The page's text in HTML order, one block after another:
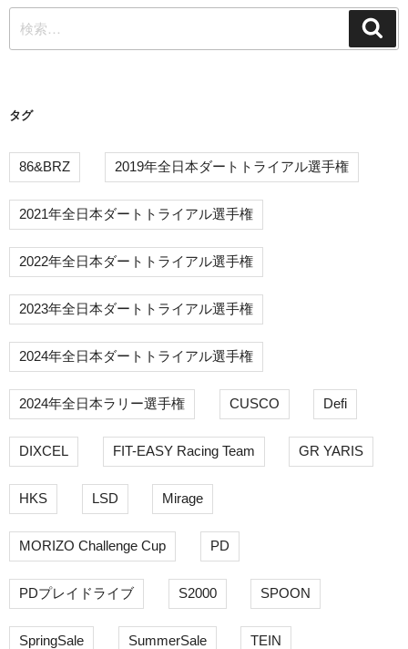
シ
ョ
索:
タグ
86&BRZ 2019年全日本ダートトライアル選手権
2021年全日本ダートトライアル選手権
2022年全日本ダートトライアル選手権
2023年全日本ダートトライアル選手権
2024年全日本ダートトライアル選手権
2024年全日本ラリー選手権 CUSCO Defi
DIXCEL FIT-EASY Racing Team GR YARIS
HKS LSD Mirage
MORIZO Challenge Cup PD
PDプレイドライブ S2000 SPOON
SpringSale SummerSale TEIN